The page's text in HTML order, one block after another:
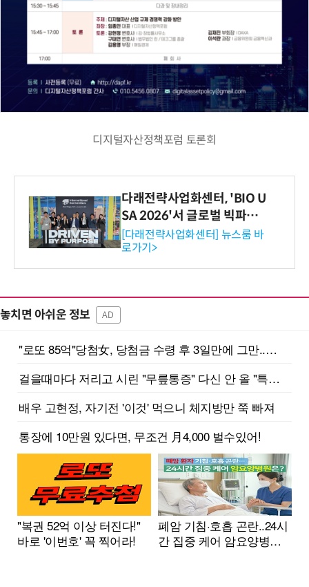
디지털자산정책포럼 토론회
다래전략사업화센터, 'BIO U
SA 2026'서 글로벌 빅파마
와의 비즈니스 미팅 지원…K
-바이오 해외 진출 교두보 확
보
[다래전략사업화센터] 뉴스룸 바
로가기>
놓치면 아쉬운 정보 AD